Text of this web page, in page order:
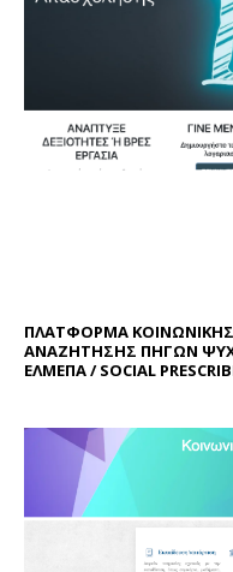
ΠΛΑΤΦΟΡΜΑ
ΑΝΑΖΗΤΗΣΗΣ ΠΗΓΩΝ
ΕΛΜΕΠΑ / SOCIAL